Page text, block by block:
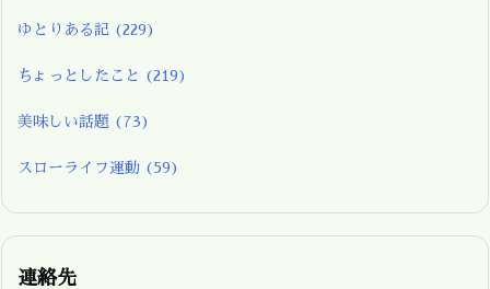
ゆとりある記 (229)
ちょっとしたこと (219)
美味しい話題 (73)
スローライフ運動 (59)
連絡先